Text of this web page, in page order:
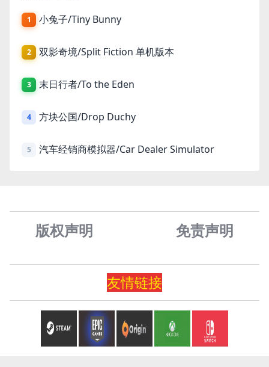
1 小兔子/Tiny Bunny
2 双影奇境/Split Fiction 单机版本
3 末日行者/To the Eden
4 方块公国/Drop Duchy
5 汽车经销商模拟器/Car Dealer Simulator
版权声明 免责声明
友情链接